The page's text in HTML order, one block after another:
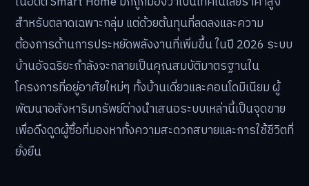
สำหรับตลาดเฉพาะกลุ่ม แต่ด้วยต้นทุนที่ลดลงและความ
ต้องการด้านการประหยัดพลังงานที่เพิ่มขึ้น ในปี 2026 ระบบ
บ้านอัจฉริยะกำลังจะกลายเป็นคุณสมบัติมาตรฐานใน
โครงการที่อยู่อาศัยใหม่ๆ ทั้งบ้านเดี่ยวและคอนโดมิเนียม ผู้
พัฒนาอสังหาริมทรัพย์ต่างนำเสนอระบบเหล่านี้เป็นจุดขาย
เพื่อดึงดูดผู้ซื้อที่มองหาทั้งความสะดวกสบายและการใช้ชีวิตที่
ยั่งยืน